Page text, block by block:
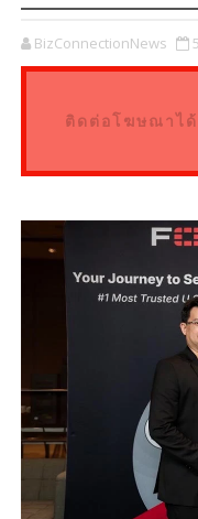
BizConnectionNews
ติดต่อโฆษณาได้